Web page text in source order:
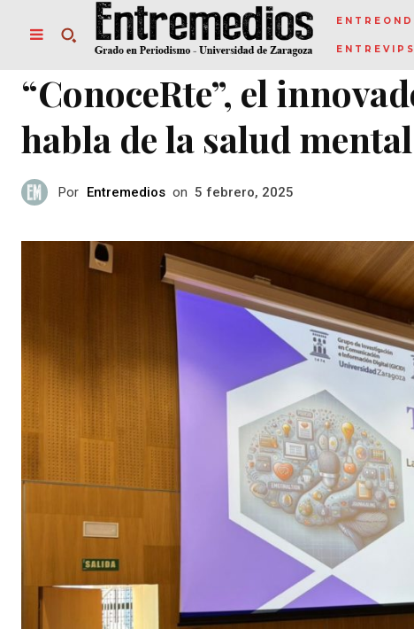
ENTREVIPS
“ConoceRte”, el
habla de la salud mental
Por Entremedios on 5 febrero, 2025